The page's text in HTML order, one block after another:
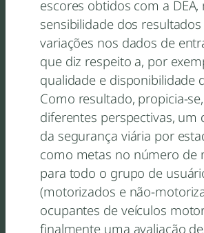
escores obtidos com a DEA,
sensibilidade dos
variações nos dados de
que diz respeito a, por
qualidade e disponibilidade
Como resultado, propicia-
diferentes perspectivas, um
da segurança viária por
como metas no número de
para todo o grupo de
(motorizados e não-
ocupantes de veículos
finalmente uma avaliação